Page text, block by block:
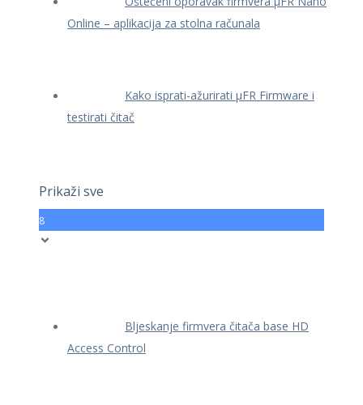
Online – aplikacija za stolna računala
Kako isprati-ažurirati μFR Firmware i
testirati čitač
Prikaži sve
8
Bljeskanje firmvera čitača base HD
Access Control